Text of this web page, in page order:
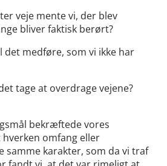
veje mente vi, der blev
bliver faktisk berørt?
det medføre, som vi ikke har
tage at overdrage vejene?
bekræftede vores
omfang eller
samme karakter, som da vi traf